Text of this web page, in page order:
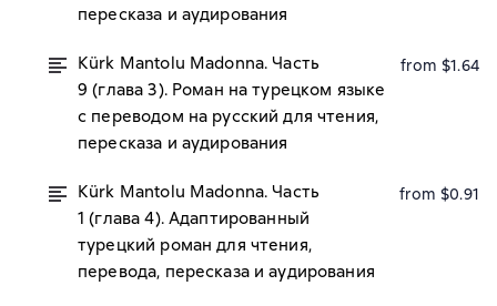
пересказа и аудирования
Kürk Mantolu Madonna. Часть
9 (глава 3). Роман на турецком языке
с переводом на русский для чтения,
пересказа и аудирования
from $1.64
Kürk Mantolu Madonna. Часть
1 (глава 4). Адаптированный
турецкий роман для чтения,
перевода, пересказа и аудирования
from $0.91